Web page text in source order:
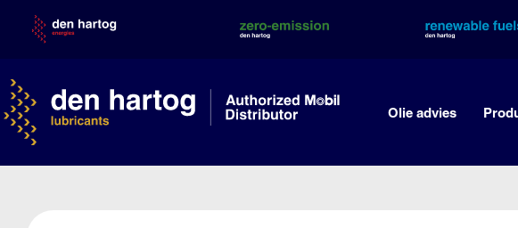
content
Olie advies